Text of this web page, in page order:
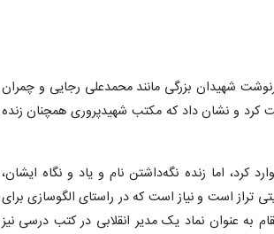
شهیدان بزرگی مانند محمدعلی رجایی و چمران
کرد و نشان داد که مکتب شهیدپروری همچنان زنده
اما زنده نگه‌داشتن نام و یاد و نگاه ایشان،
تراز است و نیاز است که در راستای الگوسازی برای
عنوان نماد یک مدیر انقلابی در کتب درسی نیز